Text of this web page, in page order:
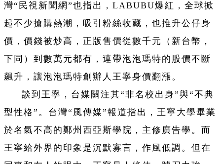
灣“民視新聞網”也指出，LABUBU爆紅，全球掀
起不少搶購熱潮，吸引粉絲收藏，也推升公仔身
價，價錢被炒高，正版售價從數千元（新台幣，
下同）到數萬元都有，連帶泡泡瑪特的股價不斷
飆升，讓泡泡瑪特創辦人王寧身價翻漲。
談到王寧，台媒關注其“非名校出身”與“不典
型性格”。台灣“風傳媒”報道指出，王寧大學畢業
於名氣不高的鄭州西亞斯學院，主修廣告學。而
王寧給外界的印象是沉默寡言，作風低調。但在